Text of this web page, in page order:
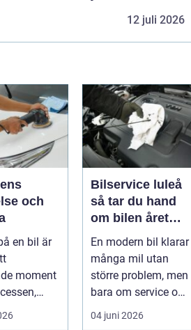
12 juli 2026
och
en bil är
moment
Bilservice luleå
så tar du hand
om bilen året
runt
En modern bil klarar
många mil utan
större problem, men
bara om service och
underhåll sköts i tid.
04 juni 2026